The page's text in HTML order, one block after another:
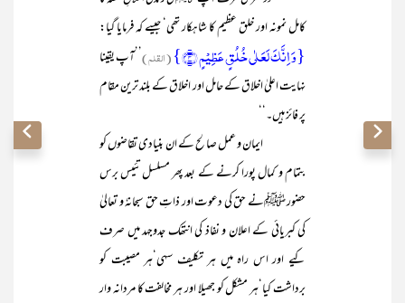
کامل نمونہ اور خلق عظیم کا شاہکار تھی‘ جیسے کہ فرمایا گیا:
{وَ اِنَّکَ لَعَلٰی خُلُقٍ عَظِیۡمٍ ﴿۴﴾} (القلم) ’’آپ یقینا
نہایت اعلیٰ اخلاق کے حامل اور اخلاق کے بلند ترین مقام
پر فائز ہیں۔‘‘
ایمان و عمل صالح کے ان بنیادی تقاضوں کو
بتمام و کمال پورا کرنے کے بعد پھر مسلسل تئیس برس
حضور ﷺنے حق کی دعوت اور ذاتِ حق سبحانہٗ و تعالیٰ
کی کبریائی کے اعلان و نفاذ کی انتھک جدوجہد میں صرف
کیے اور اس راہ میں ہر تکلیف سہی‘ہر مصیبت کو
برداشت کیا‘ہر مشکل کو جھیلا اور ہر مخالفت کا مردانہ وار